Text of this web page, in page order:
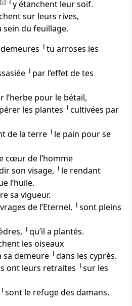
[c]╵y étanchent leur soif.
sur leurs rives,
du feuillage.
╵tu arroses les
╵par l’effet de tes
l’herbe pour le bétail,
les plantes ╵cultivées par
de la terre ╵le pain pour se
cœur de l’homme
son visage, ╵le rendant
l’huile.
sa vigueur.
de l’Eternel, ╵sont pleins
╵qu’il a plantés.
les oiseaux
sa demeure ╵dans les cyprès.
ont leurs retraites ╵sur les
le refuge des damans.